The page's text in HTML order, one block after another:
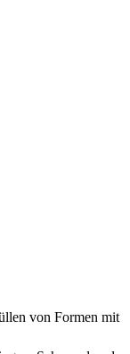
von Formen mit